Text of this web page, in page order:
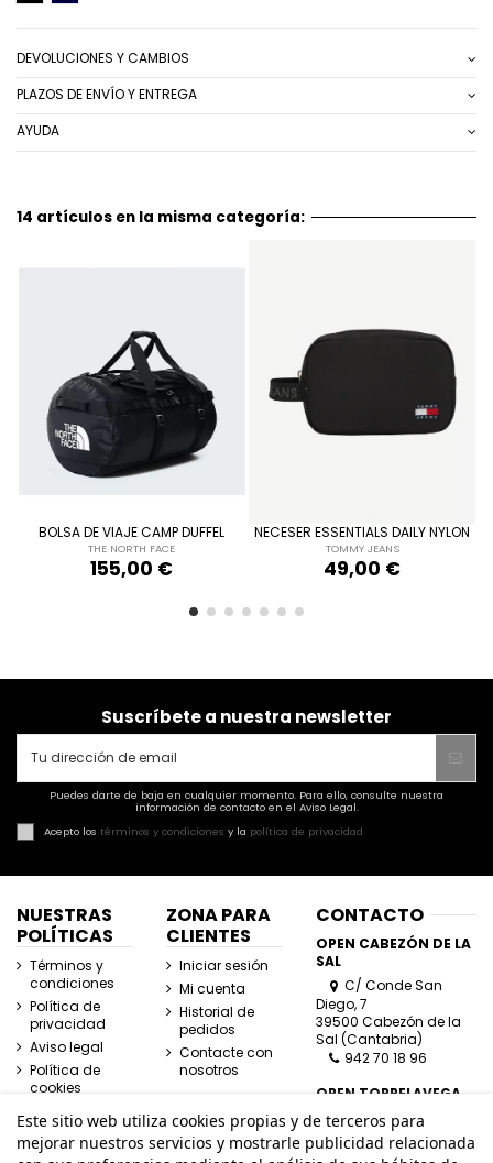
DEVOLUCIONES Y CAMBIOS
PLAZOS DE ENVÍO Y ENTREGA
AYUDA
14 artículos en la misma categoría:
NECESER ESSENTIALS DAILY NYLON
TOMMY JEANS
49,00 €
NEGRO
 Añadir al carrito
BOLSO BANDOLERA PLANO
MONOGRAMA Y RAYAS
ARMANI EXCHANGE
98,00 €
NEGRO
Suscríbete a nuestra newsletter
Puedes darte de baja en cualquier momento. Para ello, consulte nuestra
información de contacto en el Aviso Legal.
Acepto los términos y condiciones y la política de privacidad
NUESTRAS
POLÍTICAS
Términos y
condiciones
Política de
privacidad
Aviso legal
Política de
cookies
ZONA PARA
CLIENTES
Iniciar sesión
Mi cuenta
Historial de
pedidos
Contacte con
nosotros
CONTACTO
OPEN CABEZÓN DE LA
SAL
C/ Conde San
Diego, 7
39500 Cabezón de la
Sal (Cantabria)
942 70 18 96
OPEN TORRELAVEGA
C/ José Posada
Herrera, Esquina
Lasaga Larreta
Este sitio web utiliza cookies propias y de terceros para
mejorar nuestros servicios y mostrarle publicidad relacionada